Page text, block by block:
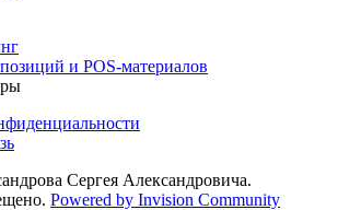
и POS-материалов
Сергея Александровича.
Powered by Invision Community